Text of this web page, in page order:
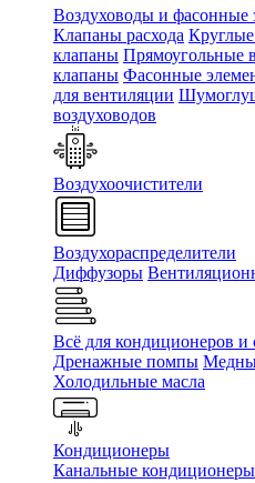
Воздуховоды и фасонные
Клапаны расхода
клапаны Прямоугольные
клапаны Фасонные
для вентиляции
воздуховодов
Воздухоочистители
Воздухораспределители
Диффузоры
Всё для кондиционеров и
Дренажные помпы
Холодильные масла
Кондиционеры
Канальные кондиционеры